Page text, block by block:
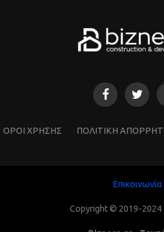
ΌΡΟΙ ΧΡΗΣΗΣ ΠΟΛΙΤΙΚΗ
Επικοινωνία
Copyright © 2019-2024